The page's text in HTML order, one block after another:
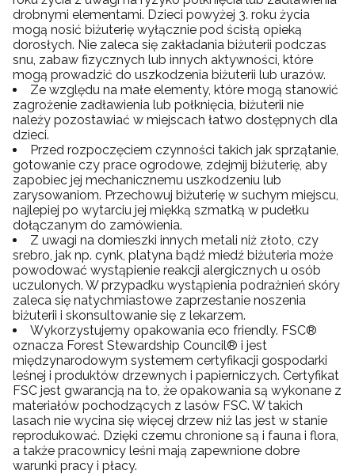
drobnymi elementami. Dzieci powyżej 3. roku życia
mogą nosić biżuterię wyłącznie pod ścisłą opieką
dorosłych. Nie zaleca się zakładania biżuterii podczas
snu, zabaw fizycznych lub innych aktywności, które
mogą prowadzić do uszkodzenia biżuterii lub urazów.
Ze względu na małe elementy, które mogą stanowić
zagrożenie zadławienia lub połknięcia, biżuterii nie
należy pozostawiać w miejscach łatwo dostępnych dla
dzieci.
Przed rozpoczęciem czynności takich jak sprzątanie,
gotowanie czy prace ogrodowe, zdejmij biżuterię, aby
zapobiec jej mechanicznemu uszkodzeniu lub
zarysowaniom. Przechowuj biżuterię w suchym miejscu,
najlepiej po wytarciu jej miękką szmatką w pudełku
dołączanym do zamówienia.
Z uwagi na domieszki innych metali niż złoto, czy
srebro, jak np. cynk, platyna bądź miedź biżuteria może
powodować wystąpienie reakcji alergicznych u osób
uczulonych. W przypadku wystąpienia podrażnień skóry
zaleca się natychmiastowe zaprzestanie noszenia
biżuterii i skonsultowanie się z lekarzem.
Wykorzystujemy opakowania eco friendly. FSC®
oznacza Forest Stewardship Council® i jest
międzynarodowym systemem certyfikacji gospodarki
leśnej i produktów drzewnych i papierniczych. Certyfikat
FSC jest gwarancją na to, że opakowania są wykonane z
materiałów pochodzących z lasów FSC. W takich
lasach nie wycina się więcej drzew niż las jest w stanie
reprodukować. Dzięki czemu chronione są i fauna i flora,
a także pracownicy leśni mają zapewnione dobre
warunki pracy i płacy.